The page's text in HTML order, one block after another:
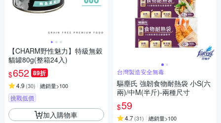
【CHARM野性魅力】特級無穀
貓罐80g(整箱24入)
$652 89折
4.9 (30) 總銷量>100
挑戰低價
加入購物車
台灣製造安全無毒
驅塵氏 強韌食物耐熱袋 小S(六
兩)/中M(半斤)-兩種尺寸
$59
4.7(31) 總銷量>100